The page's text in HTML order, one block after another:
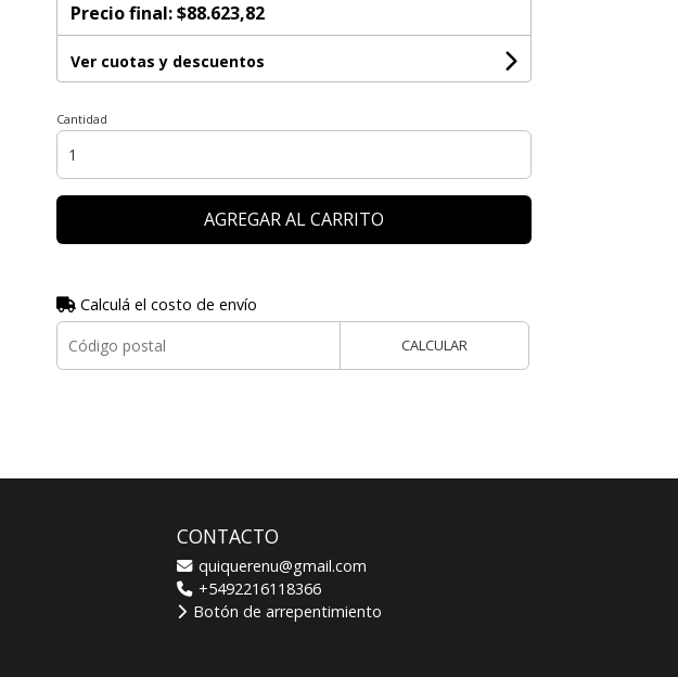
Precio final:$88.623,82
Ver cuotas y descuentos
Cantidad
AGREGAR AL CARRITO
Calculá el costo de envío
CALCULAR
CONTACTO
quiquerenu@gmail.com
+5492216118366
Botón de arrepentimiento